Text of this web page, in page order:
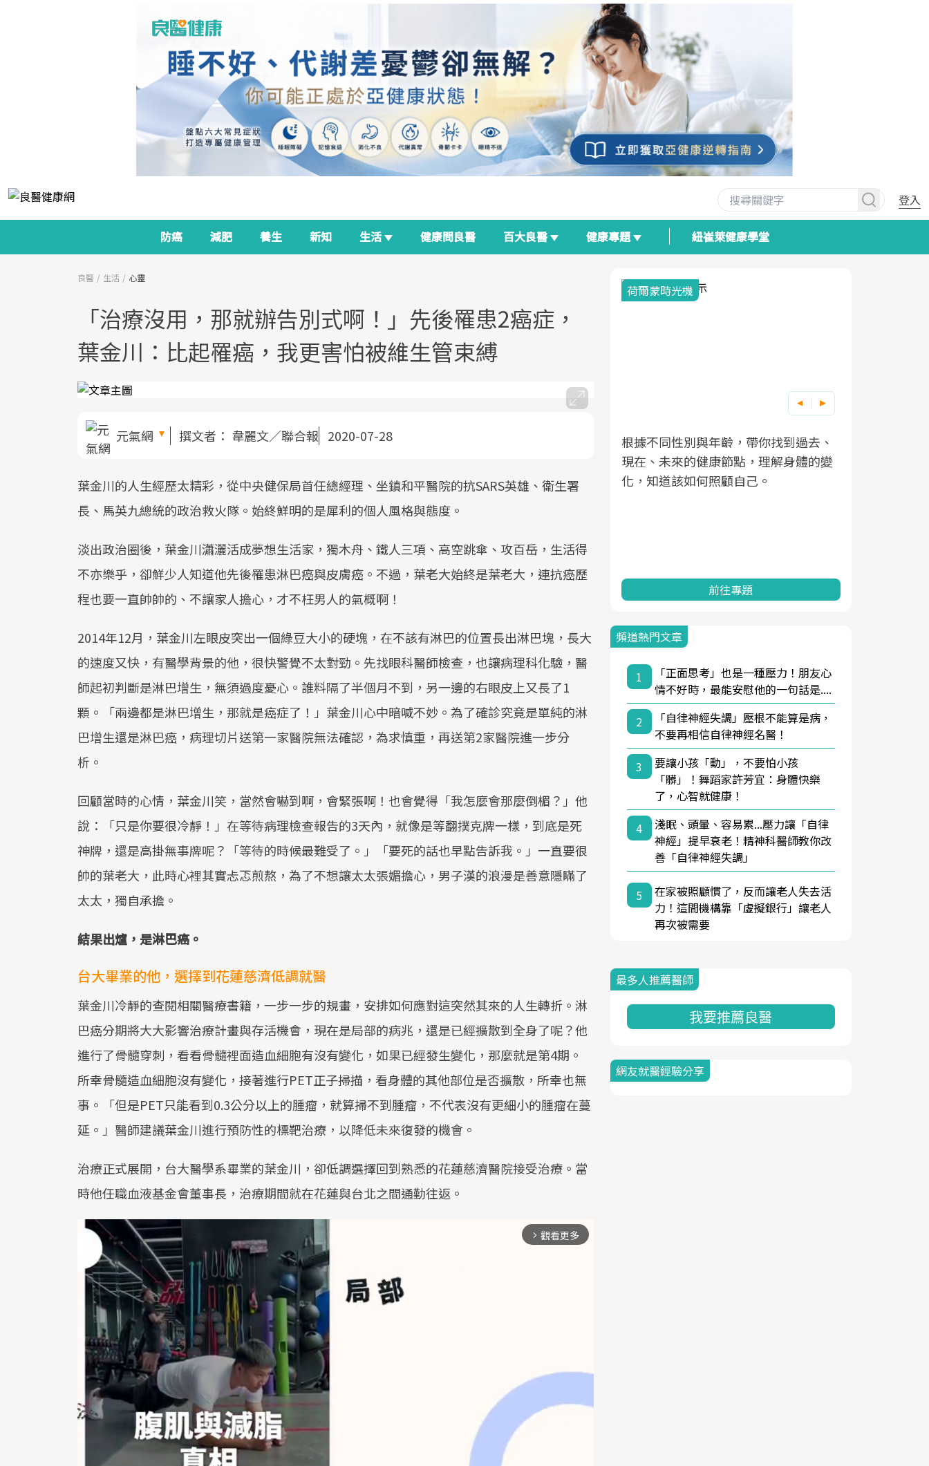
登入
防癌 減肥 養生 新知 生活 健康問良醫 百大良醫 健康專題 紐崔萊健康學堂
良醫 生活 心靈
「治療沒用，那就辦告別式啊！」先後罹患2癌症，
葉金川：比起罹癌，我更害怕被維生管束縛
元氣網 撰文者： 韋麗文／聯合報 2020-07-28
葉金川的人生經歷太精彩，從中央健保局首任總經理、坐鎮和平醫院的抗SARS英雄、衛生署
長、馬英九總統的政治救火隊。始終鮮明的是犀利的個人風格與態度。
淡出政治圈後，葉金川瀟灑活成夢想生活家，獨木舟、鐵人三項、高空跳傘、攻百岳，生活得
不亦樂乎，卻鮮少人知道他先後罹患淋巴癌與皮膚癌。不過，葉老大始終是葉老大，連抗癌歷
程也要一直帥帥的、不讓家人擔心，才不枉男人的氣概啊！
2014年12月，葉金川左眼皮突出一個綠豆大小的硬塊，在不該有淋巴的位置長出淋巴塊，長大
的速度又快，有醫學背景的他，很快警覺不太對勁。先找眼科醫師檢查，也讓病理科化驗，醫
師起初判斷是淋巴增生，無須過度憂心。誰料隔了半個月不到，另一邊的右眼皮上又長了1
顆。「兩邊都是淋巴增生，那就是癌症了！」葉金川心中暗喊不妙。為了確診究竟是單純的淋
巴增生還是淋巴癌，病理切片送第一家醫院無法確認，為求慎重，再送第2家醫院進一步分
析。
回顧當時的心情，葉金川笑，當然會嚇到啊，會緊張啊！也會覺得「我怎麼會那麼倒楣？」他
說：「只是你要很冷靜！」在等待病理檢查報告的3天內，就像是等翻撲克牌一樣，到底是死
神牌，還是高掛無事牌呢？「等待的時候最難受了。」「要死的話也早點告訴我。」一直要很
帥的葉老大，此時心裡其實忐忑煎熬，為了不想讓太太張媚擔心，男子漢的浪漫是善意隱瞞了
太太，獨自承擔。
結果出爐，是淋巴癌。
台大畢業的他，選擇到花蓮慈濟低調就醫
葉金川冷靜的查閱相關醫療書籍，一步一步的規畫，安排如何應對這突然其來的人生轉折。淋
巴癌分期將大大影響治療計畫與存活機會，現在是局部的病兆，還是已經擴散到全身了呢？他
進行了骨髓穿刺，看看骨髓裡面造血細胞有沒有變化，如果已經發生變化，那麼就是第4期。
所幸骨髓造血細胞沒有變化，接著進行PET正子掃描，看身體的其他部位是否擴散，所幸也無
事。「但是PET只能看到0.3公分以上的腫瘤，就算掃不到腫瘤，不代表沒有更細小的腫瘤在蔓
延。」醫師建議葉金川進行預防性的標靶治療，以降低未來復發的機會。
治療正式展開，台大醫學系畢業的葉金川，卻低調選擇回到熟悉的花蓮慈濟醫院接受治療。當
時他任職血液基金會董事長，治療期間就在花蓮與台北之間通勤往返。
arrow_forward_ios 觀看更多
面對超高齡社會的浪潮，台灣正在快速
政策如「健康台灣推動委員會」與「長
關注的核心議題。然而，健檢不只是醫
狀況、啟動健康管理的重要起點。
2025年，就到良醫生活祭體驗「一站式
全面啟動你的健康革命！
良醫健康網從「換季的身體變化」出
建立對亞健康的認知，進而引導實際的
根據不同性別與年齡，帶你找到過去、
化，知道該如何照顧自己。
2025健檢服務大調查
因應超高齡社會來臨，良醫健康網推動
「2025年健檢服務大調查」，以倡議健
康促進為目的，深耕健康篩檢之於台灣
前往專題
頻道熱門文章
1
「正面思考」也是一種壓力！朋友心
情不好時，最能安慰他的一句話是....
2
「自律神經失調」壓根不能算是病，
不要再相信自律神經名醫！
3
要讓小孩「動」，不要怕小孩
「髒」！舞蹈家許芳宜：身體快樂
了，心智就健康！
4
淺眠、頭暈、容易累...壓力讓「自律
神經」提早衰老！精神科醫師教你改
善「自律神經失調」
5
在家被照顧慣了，反而讓老人失去活
力！這間機構靠「虛擬銀行」讓老人
再次被需要
最多人推薦醫師
我要推薦良醫
網友就醫經驗分享